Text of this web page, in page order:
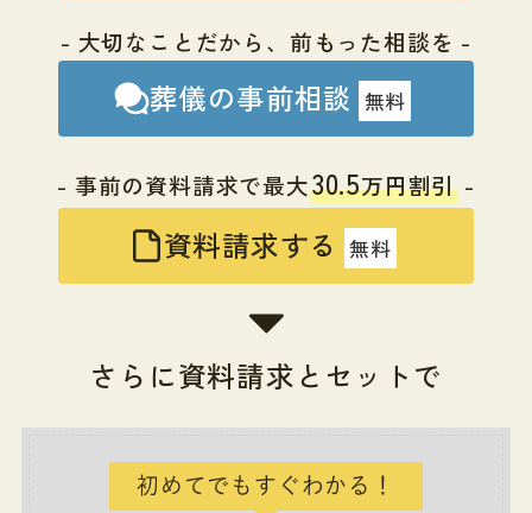
- 大切なことだから、前もった相談を -
葬儀の事前相談 無料
- 事前の資料請求で最大30.5万円割引 -
資料請求する 無料
さらに資料請求とセットで
初めてでもすぐわかる！